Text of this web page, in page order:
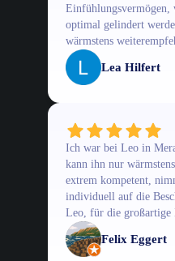
Einfühlungsvermögen,
optimal gelindert
wärmstens
Lea Hilfert
Ich war bei Leo in
kann ihn nur
extrem kompetent,
individuell auf die
Leo, für die großartige
Felix Eggert